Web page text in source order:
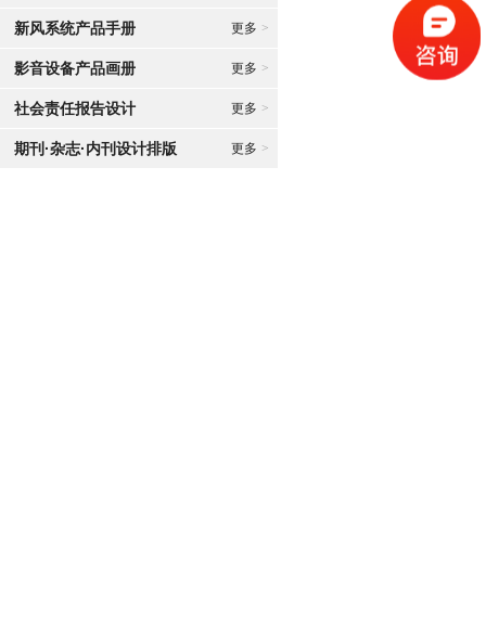
新风系统产品手册 更多 >
影音设备产品画册 更多 >
社会责任报告设计 更多 >
期刊·杂志·内刊设计排版 更多 >